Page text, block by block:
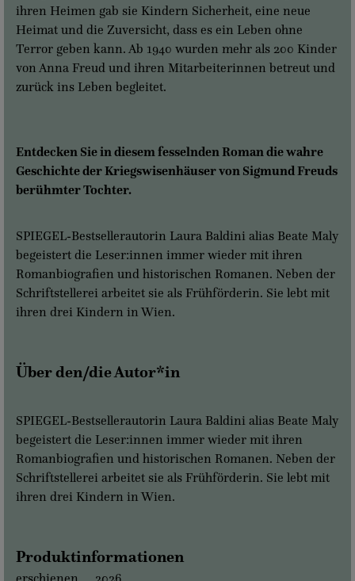
ihren Heimen gab sie Kindern Sicherheit, eine neue
Heimat und die Zuversicht, dass es ein Leben ohne
Terror geben kann. Ab 1940 wurden mehr als 200 Kinder
von Anna Freud und ihren Mitarbeiterinnen betreut und
zurück ins Leben begleitet.
Entdecken Sie in diesem fesselnden Roman die wahre
Geschichte der Kriegswisenhäuser von Sigmund Freuds
berühmter Tochter.
SPIEGEL-Bestsellerautorin Laura Baldini alias Beate Maly
begeistert die Leser:innen immer wieder mit ihren
Romanbiografien und historischen Romanen. Neben der
Schriftstellerei arbeitet sie als Frühförderin. Sie lebt mit
ihren drei Kindern in Wien.
Über den/die Autor*in
SPIEGEL-Bestsellerautorin Laura Baldini alias Beate Maly
begeistert die Leser:innen immer wieder mit ihren
Romanbiografien und historischen Romanen. Neben der
Schriftstellerei arbeitet sie als Frühförderin. Sie lebt mit
ihren drei Kindern in Wien.
Produktinformationen
erschienen 2026